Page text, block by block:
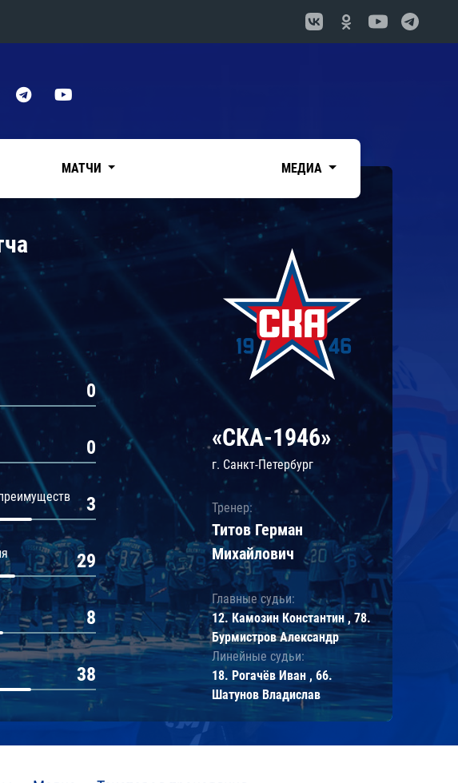
МАТЧИ МЕДИА
0
0
3
29
8
38
«СКА-1946»
г. Санкт-Петербург
Тренер:
Титов Герман
Михайлович
Главные судьи:
12. Камозин Константин , 78.
Бурмистров Александр
Линейные судьи:
18. Рогачёв Иван , 66.
Шатунов Владислав